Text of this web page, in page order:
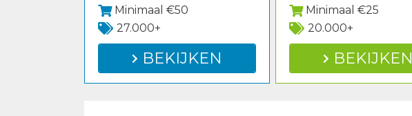
Minimaal €50
27.000+
BEKIJKEN
Minimaal €25
20.000+
BEKIJKEN